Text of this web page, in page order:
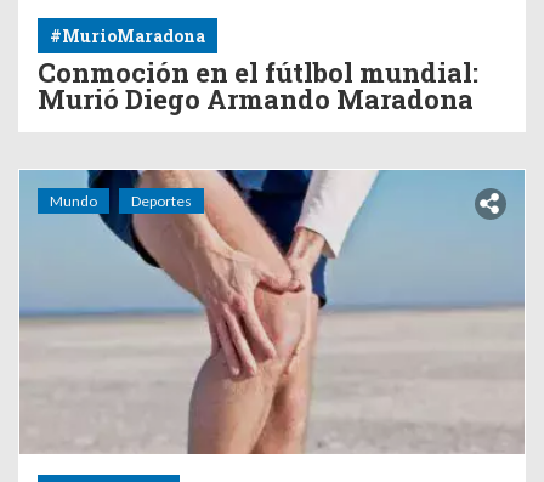
#MurioMaradona
Conmoción en el fútlbol mundial:
Murió Diego Armando Maradona
Mundo Deportes